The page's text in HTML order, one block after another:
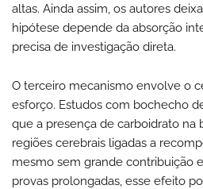
altas. Ainda assim, os autores
hipótese depende da absorção
precisa de investigação direta.
O terceiro mecanismo envolve o
esforço. Estudos com bochecho
que a presença de carboidrato na
regiões cerebrais ligadas a
mesmo sem grande contribuição
provas prolongadas, esse efeito